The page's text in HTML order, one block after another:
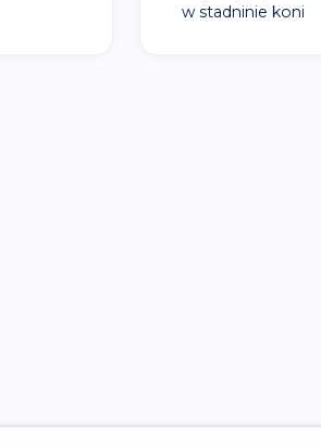
w stadninie koni